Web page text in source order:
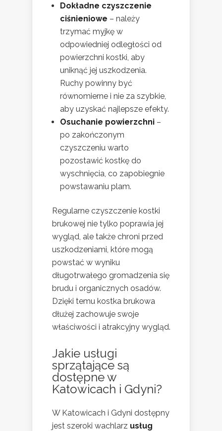
Dokładne czyszczenie
ciśnieniowe – należy
trzymać myjkę w
odpowiedniej odległości od
powierzchni kostki, aby
uniknąć jej uszkodzenia.
Ruchy powinny być
równomierne i nie za szybkie,
aby uzyskać najlepsze efekty.
Osuchanie powierzchni –
po zakończonym
czyszczeniu warto
pozostawić kostkę do
wyschnięcia, co zapobiegnie
powstawaniu plam.
Regularne czyszczenie kostki
brukowej nie tylko poprawia jej
wygląd, ale także chroni przed
uszkodzeniami, które mogą
powstać w wyniku
długotrwałego gromadzenia się
brudu i organicznych osadów.
Dzięki temu kostka brukowa
dłużej zachowuje swoje
właściwości i atrakcyjny wygląd.
Jakie usługi
sprzątające są
dostępne w
Katowicach i Gdyni?
W Katowicach i Gdyni dostępny
jest szeroki wachlarz usług